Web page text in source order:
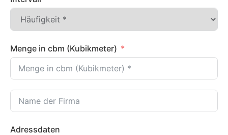
Menge in cbm (Kubikmeter)
Adressdaten